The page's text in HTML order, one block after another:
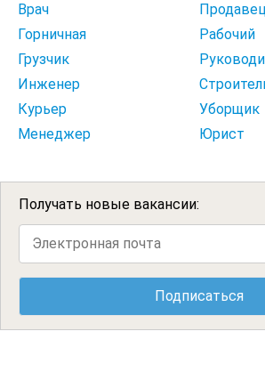
Врач
Горничная
Рабочий
Грузчик
Инженер
Курьер
Уборщик
Менеджер
Юрист
Получать новые вакансии: